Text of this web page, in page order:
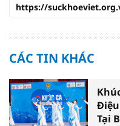
https://
CÁC TIN KHÁC
Điệu
Tại